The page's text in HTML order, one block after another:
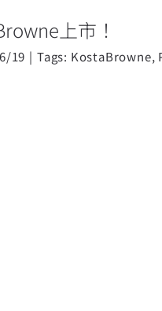
上市！
19 | Tags: KostaBrowne,